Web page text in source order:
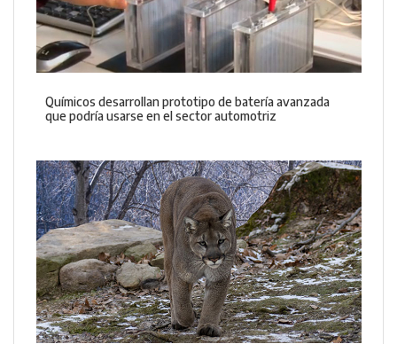
Químicos desarrollan prototipo de batería avanzada
que podría usarse en el sector automotriz